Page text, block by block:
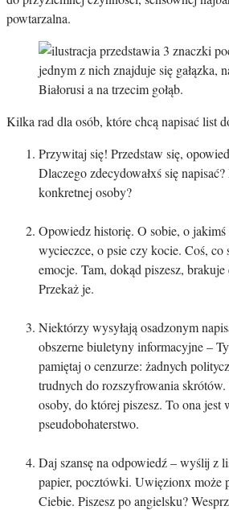
powtarzalna.
Kilka rad dla osób, które chcą napisać list
Przywitaj się! Przedstaw się,
Dlaczego zdecydowałxś się
konkretnej osoby?
Opowiedz historię. O sobie, o
wycieczce, o psie czy kocie. Coś, co
emocje. Tam, dokąd piszesz,
Przekaż je.
Niektórzy wysyłają osadzonym
obszerne biuletyny informacyjne –
pamiętaj o cenzurze: żadnych
trudnych do rozszyfrowania
osoby, do której piszesz. To ona jest
pseudobohaterstwo.
Daj szansę na odpowiedź – wyślij z
papier, pocztówki. Uwięzionx może
Ciebie. Piszesz po angielsku?